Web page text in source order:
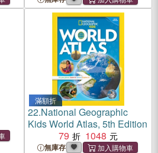
滿額折
22.National Geographic
Kids World Atlas, 5th Edition
79
1048
無庫存